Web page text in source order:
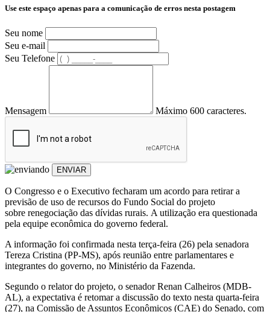
Use este espaço apenas para a comunicação de erros nesta postagem
Seu nome
Seu e-mail
Seu Telefone
Mensagem Máximo 600 caracteres.
ENVIAR
O Congresso e o Executivo fecharam um acordo para retirar a
previsão de uso de recursos do Fundo Social do projeto
sobre renegociação das dívidas rurais. A utilização era questionada
pela equipe econômica do governo federal.
A informação foi confirmada nesta terça-feira (26) pela senadora
Tereza Cristina (PP-MS), após reunião entre parlamentares e
integrantes do governo, no Ministério da Fazenda.
Segundo o relator do projeto, o senador Renan Calheiros (MDB-
AL), a expectativa é retomar a discussão do texto nesta quarta-feira
(27), na Comissão de Assuntos Econômicos (CAE) do Senado, com